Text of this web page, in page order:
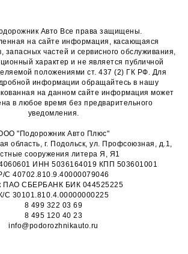
Авто Все права защищены.
на сайте информация, касающаяся
запасных частей и сервисного обслуживания,
характер и не является публичной
положениями ст. 437 (2) ГК РФ. Для
информации обращайтесь в нашу
на данном сайте информация может
в любое время без предварительного
уведомления.
"Подорожник Авто Плюс"
область, г. Подольск, ул. Профсоюзная, д.1,
сооружения литера Я, Я1
ИНН 5036164019 КПП 503601001
С 40702.810.9.40000079046
ПАО СБЕРБАНК БИК 044525225
К/С 30101.810.4.00000000225
8 499 322 03 69
8 495 120 40 23
info@podorozhnikauto.ru